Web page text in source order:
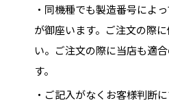
・同機種でも製造番号によ
が御座います。ご注文の際
い。ご注文の際に当店も適
す。
・ご記入がなくお客様判断